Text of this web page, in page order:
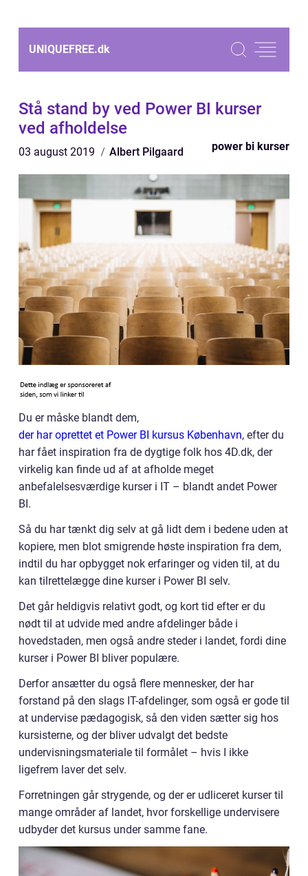
UNIQUEFREE.dk
Stå stand by ved Power BI kurser
ved afholdelse
03 august 2019 Albert Pilgaard power bi kurser
Du er måske blandt dem,
der har oprettet et Power BI kursus København, efter du
har fået inspiration fra de dygtige folk hos 4D.dk, der
virkelig kan finde ud af at afholde meget
anbefalelsesværdige kurser i IT – blandt andet Power
BI.
Så du har tænkt dig selv at gå lidt dem i bedene uden at
kopiere, men blot smigrende høste inspiration fra dem,
indtil du har opbygget nok erfaringer og viden til, at du
kan tilrettelægge dine kurser i Power BI selv.
Det går heldigvis relativt godt, og kort tid efter er du
nødt til at udvide med andre afdelinger både i
hovedstaden, men også andre steder i landet, fordi dine
kurser i Power BI bliver populære.
Derfor ansætter du også flere mennesker, der har
forstand på den slags IT-afdelinger, som også er gode til
at undervise pædagogisk, så den viden sætter sig hos
kursisterne, og der bliver udvalgt det bedste
undervisningsmateriale til formålet – hvis I ikke
ligefrem laver det selv.
Forretningen går strygende, og der er udliceret kurser til
mange områder af landet, hvor forskellige undervisere
udbyder det kursus under samme fane.